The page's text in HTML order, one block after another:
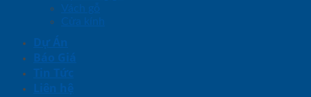
Vách gỗ
Cửa kính
Dự Án
Báo Giá
Tin Tức
Liên hệ